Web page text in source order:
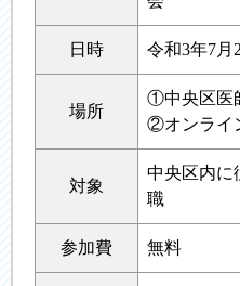
日時 令和3年7月
場所
①中央区医
②オンライ
対象
中央区内に
職
参加費 無料